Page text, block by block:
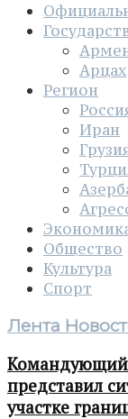
Арцах
Регион
Иран
Общество
Культура
Спорт
Лента
Командующий
представил
участке